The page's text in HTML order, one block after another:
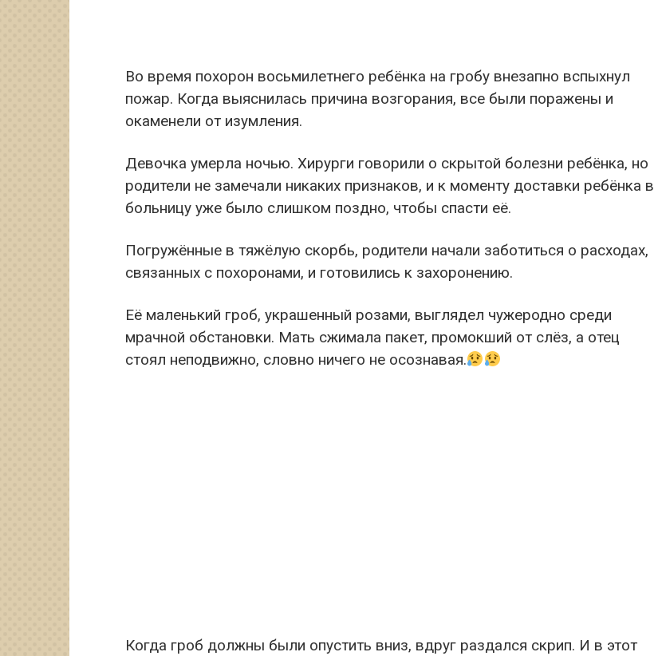
Во время похорон восьмилетнего ребёнка на гробу внезапно вспыхнул
пожар. Когда выяснилась причина возгорания, все были поражены и
окаменели от изумления.
Девочка умерла ночью. Хирурги говорили о скрытой болезни ребёнка, но
родители не замечали никаких признаков, и к моменту доставки ребёнка в
больницу уже было слишком поздно, чтобы спасти её.
Погружённые в тяжёлую скорбь, родители начали заботиться о расходах,
связанных с похоронами, и готовились к захоронению.
Её маленький гроб, украшенный розами, выглядел чужеродно среди
мрачной обстановки. Мать сжимала пакет, промокший от слёз, а отец
стоял неподвижно, словно ничего не осознавая.
Когда гроб должны были опустить вниз, вдруг раздался скрип. И в этот